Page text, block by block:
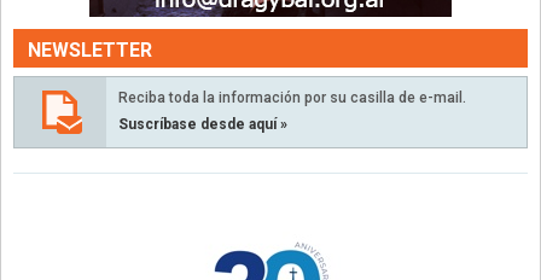
NEWSLETTER
Reciba toda la información por su casilla de e-mail.
Suscríbase desde aquí »